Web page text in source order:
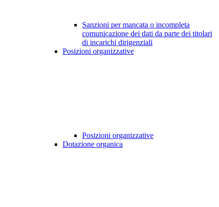
Sanzioni per mancata o incompleta
comunicazione dei dati da parte dei titolari
di incarichi dirigenziali
Posizioni organizzative
Posizioni organizzative
Dotazione organica